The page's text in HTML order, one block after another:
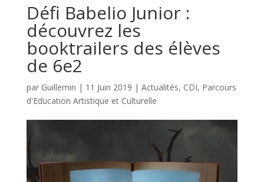
Défi Babelio Junior :
découvrez les
booktrailers des élèves
de 6e2
par Guillemin | 11 Juin 2019 | Actualités, CDI, Parcours
d'Education Artistique et Culturelle